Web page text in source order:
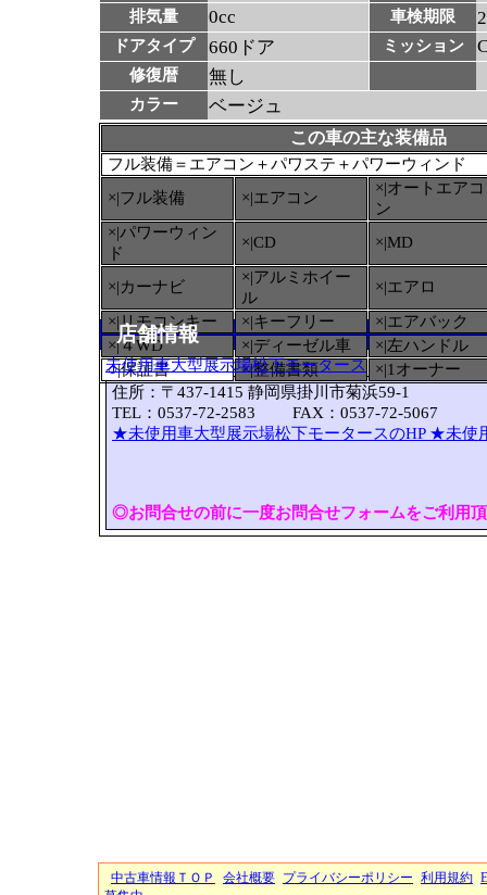
排気量 0cc 車検期限
ドアタイプ 660ドア ミッション
修復暦 無し
カラー ベージュ
この車の主な装備品
フル装備＝エアコン＋パワステ＋パワーウィンド
×|フル装備
×|エアコン
×|オートエアコ
ン
×|パワーウィン
ド
×|CD ×|MD
×|カーナビ
×|アルミホイー
ル
×|エアロ
×|リモコンキー
×|キーフリー
×|エアバック
×|４WD
×|ディーゼル車
×|左ハンドル
○|保証書 ×|整備書類 ×|1オーナー
店舗情報
未使用車大型展示場松下モータース
住所：〒437-1415 静岡県掛川市菊浜59-1
TEL：0537-72-2583 FAX：0537-72-5067
★未使用車大型展示場松下モータースのHP ★未使
◎お問合せの前に一度お問合せフォームをご利用
中古車情報ＴＯＰ 会社概要 プライバシーポリシー 利用規約